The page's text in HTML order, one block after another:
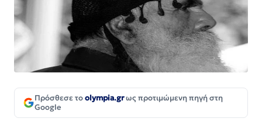
Πρόσθεσε τοolympia.grως προτιμώμενη πηγή στη
Google